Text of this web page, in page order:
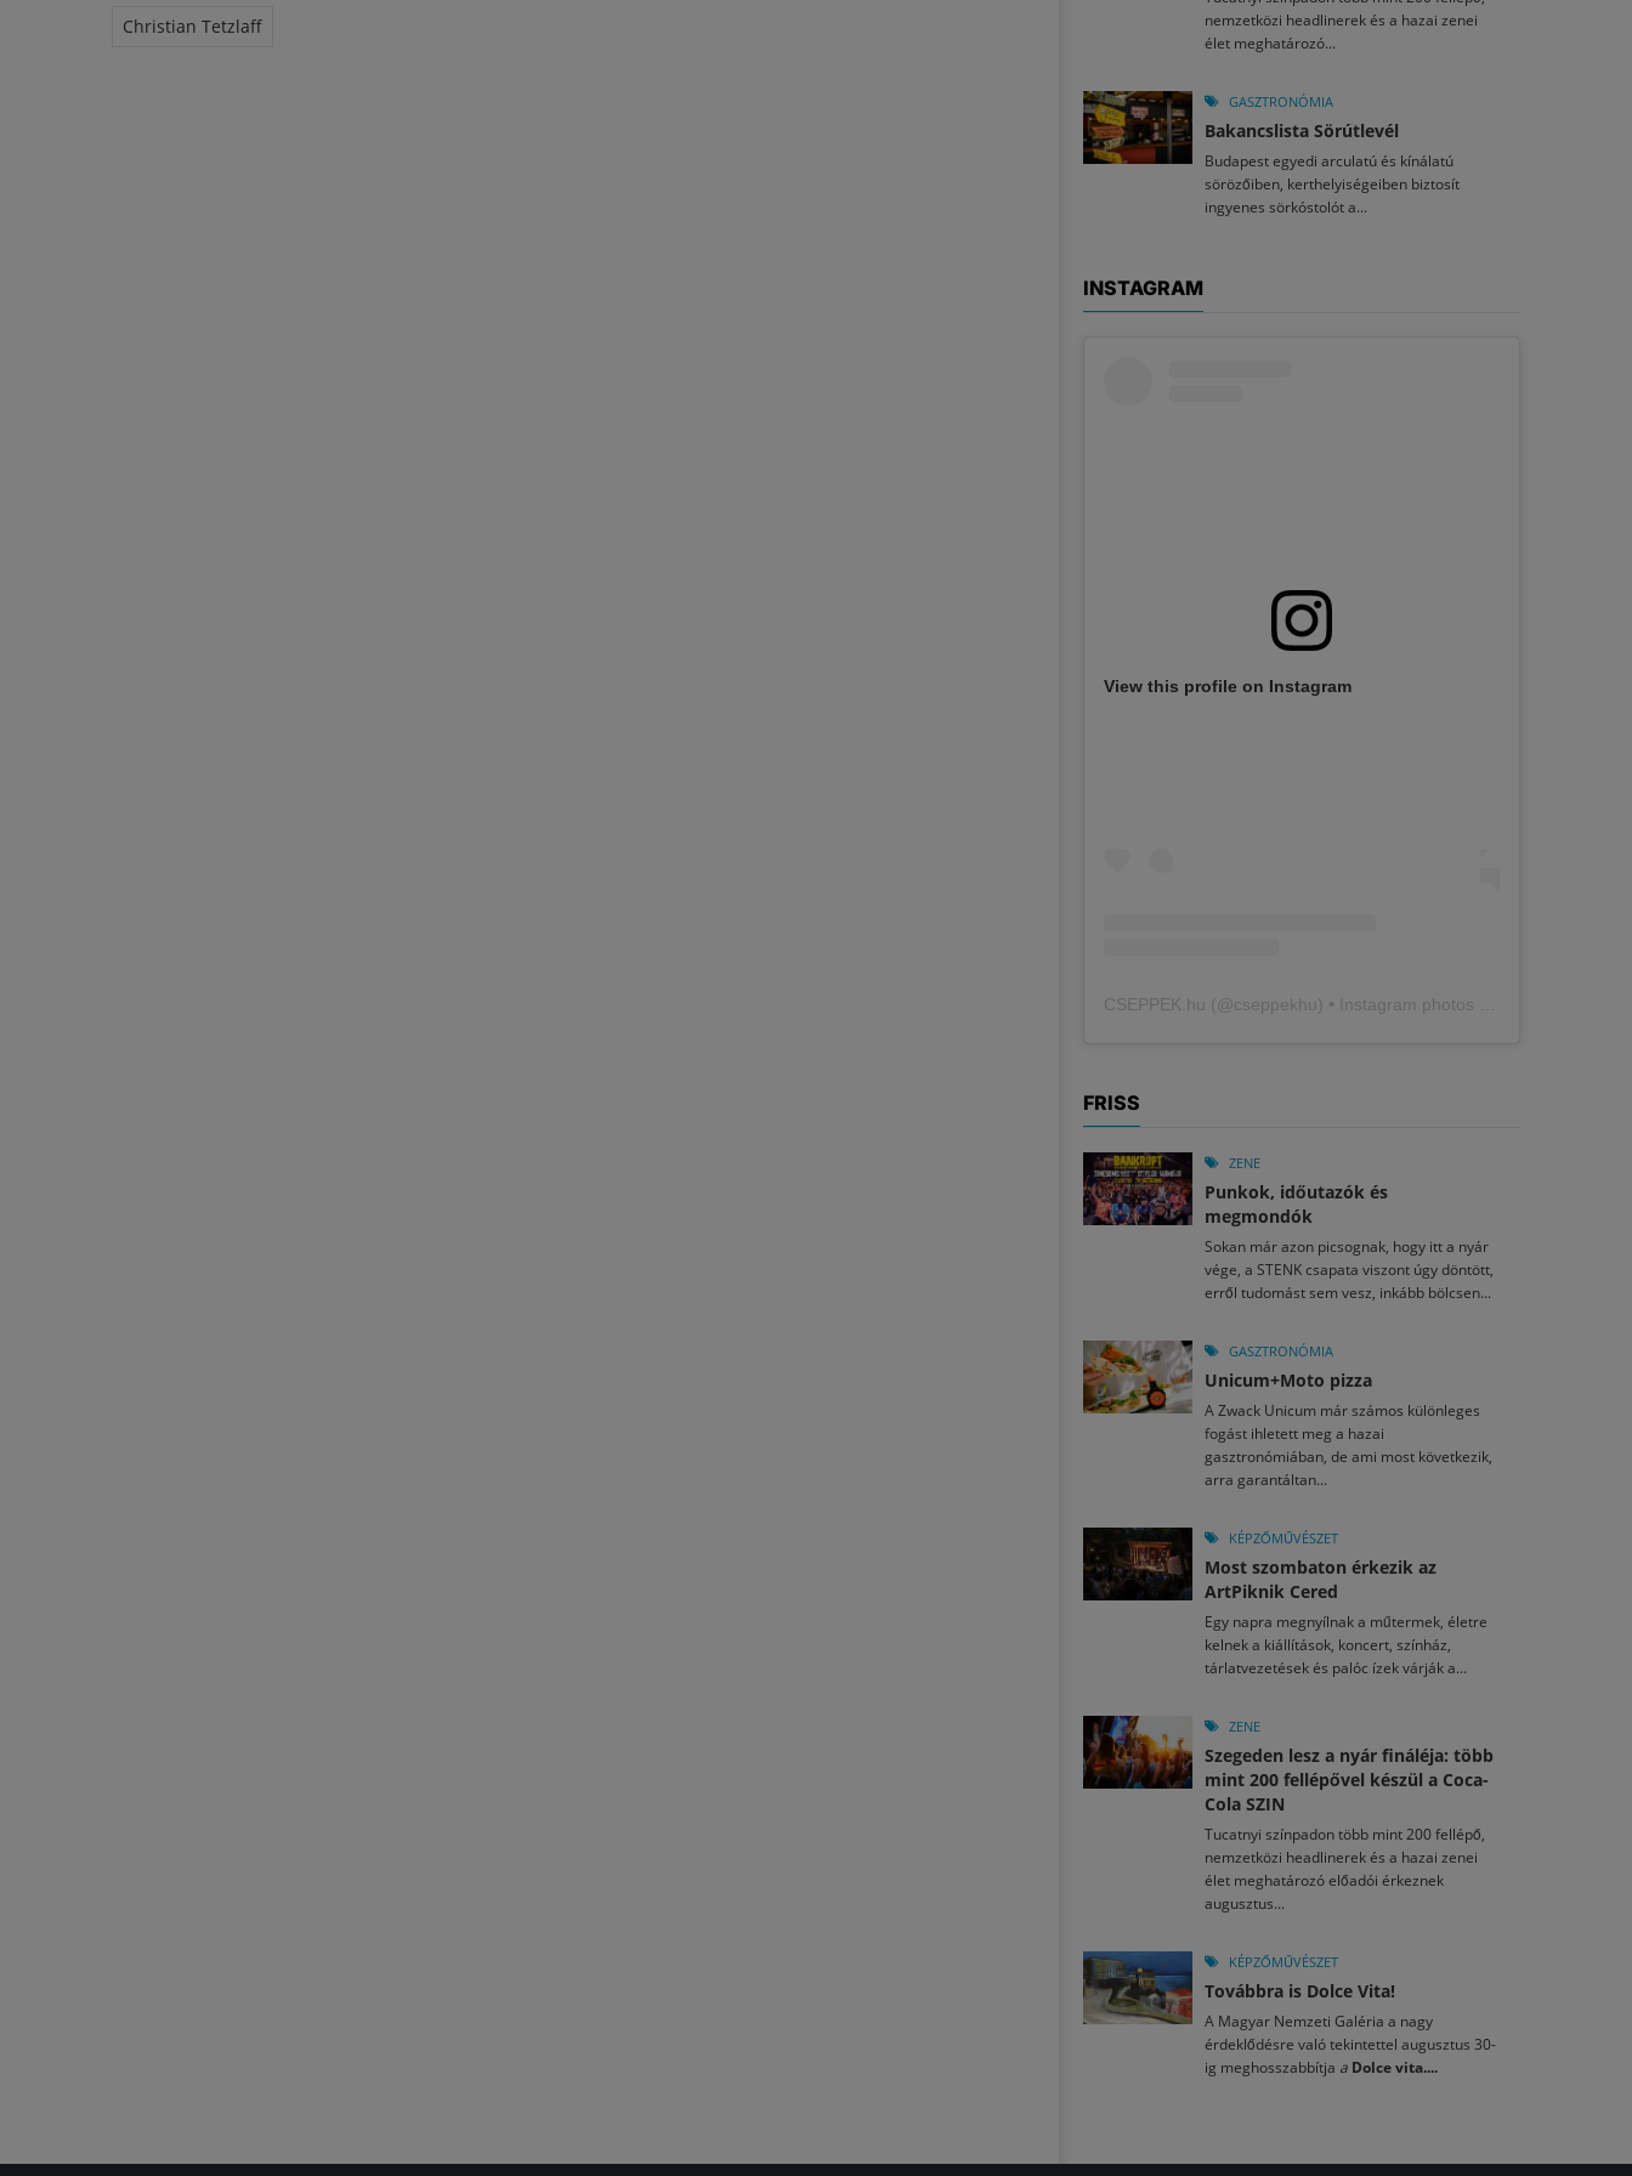
Christian Tetzlaff
nemzetközi headlinerek és a hazai zenei
élet meghatározó...
GASZTRONÓMIA
Bakancslista Sörútlevél
Budapest egyedi arculatú és kínálatú
sörözőiben, kerthelyiségeiben biztosít
ingyenes sörkóstolót a...
INSTAGRAM
View this profile on Instagram
CSEPPEK.hu (@cseppekhu ) • Instagram photos and videos
FRISS
ZENE
Punkok, időutazók és
megmondók
Sokan már azon picsognak, hogy itt a nyár
vége, a STENK csapata viszont úgy döntött,
erről tudomást sem vesz, inkább bölcsen...
GASZTRONÓMIA
Unicum+Moto pizza
A Zwack Unicum már számos különleges
fogást ihletett meg a hazai
gasztronómiában, de ami most következik,
arra garantáltan...
KÉPZŐMŰVÉSZET
Most szombaton érkezik az
ArtPiknik Cered
Egy napra megnyílnak a műtermek, életre
kelnek a kiállítások, koncert, színház,
tárlatvezetések és palóc ízek várják a...
ZENE
Szegeden lesz a nyár fináléja: több
mint 200 fellépővel készül a Coca-
Cola SZIN
Tucatnyi színpadon több mint 200 fellépő,
nemzetközi headlinerek és a hazai zenei
élet meghatározó előadói érkeznek
augusztus...
KÉPZŐMŰVÉSZET
Továbbra is Dolce Vita!
A Magyar Nemzeti Galéria a nagy
érdeklődésre való tekintettel augusztus 30-
ig meghosszabbítja a Dolce vita....